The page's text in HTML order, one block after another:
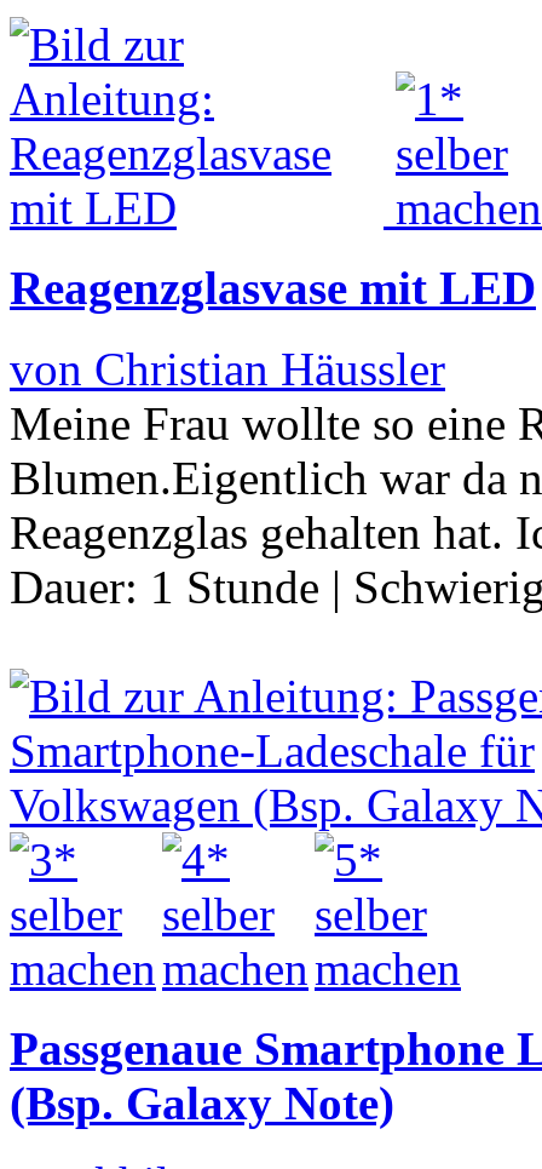
Reagenzglasvase mit LED
von Christian Häussler
Meine Frau wollte so eine
Blumen.Eigentlich war da
Reagenzglas gehalten hat.
Dauer: 1 Stunde |
Passgenaue Smartphone
(Bsp. Galaxy Note)